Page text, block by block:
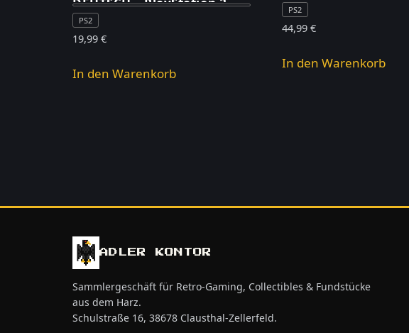
DEUTSCH – PlayStation 2
PS2
19,99 €
In den Warenkorb
PS2
44,99 €
In den Warenkorb
ADLER KONTOR
Sammlergeschäft für Retro-Gaming, Collectibles & Fundstücke
aus dem Harz.
Schulstraße 16, 38678 Clausthal-Zellerfeld.